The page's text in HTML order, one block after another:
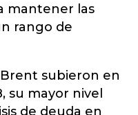
mantener las
rango de
subieron en
su mayor nivel
de deuda en